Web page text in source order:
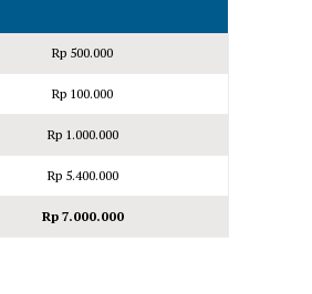
Rp 500.000
Rp 100.000
Rp 1.000.000
Rp 5.400.000
Rp 7.000.000